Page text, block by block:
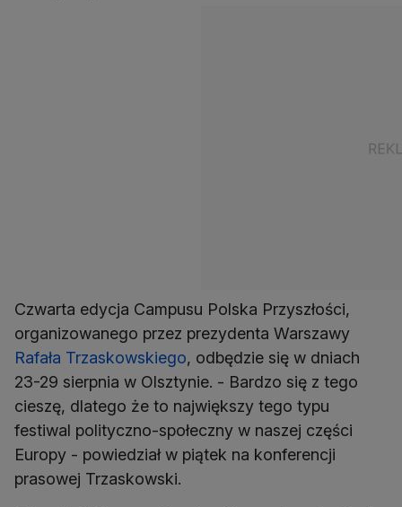
Czwarta edycja Campusu Polska Przyszłości,
organizowanego przez prezydenta Warszawy
Rafała Trzaskowskiego, odbędzie się w dniach
23-29 sierpnia w Olsztynie. - Bardzo się z tego
cieszę, dlatego że to największy tego typu
festiwal polityczno-społeczny w naszej części
Europy - powiedział w piątek na konferencji
prasowej Trzaskowski.